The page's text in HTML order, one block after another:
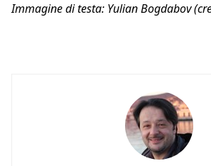
Immagine di testa: Yulian Bogdabov